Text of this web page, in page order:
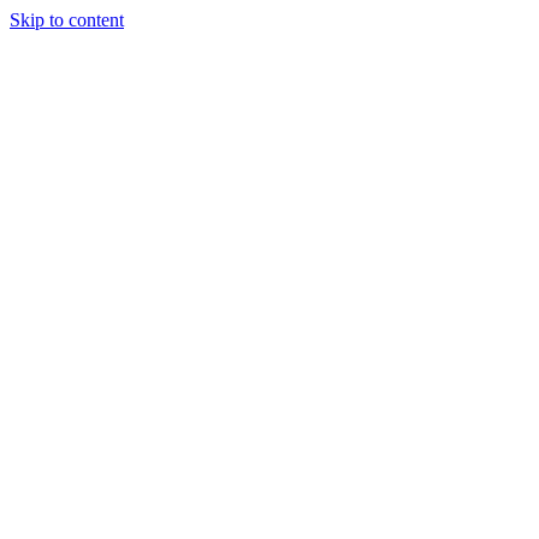
Skip to content